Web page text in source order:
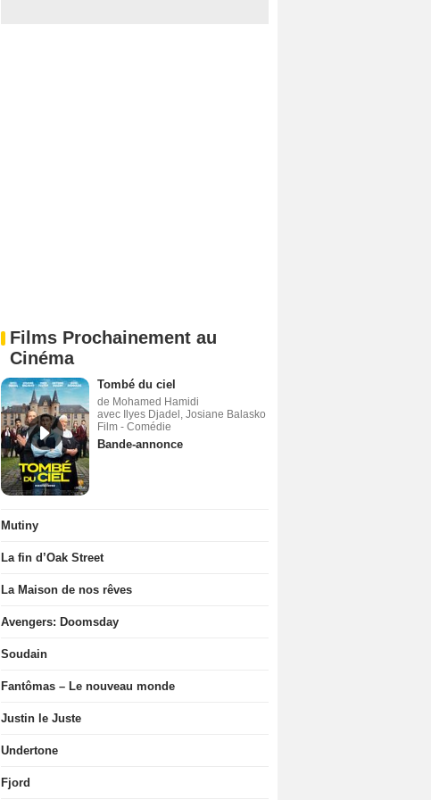
Films Prochainement au
Cinéma
Tombé du ciel
de Mohamed Hamidi
avec Ilyes Djadel, Josiane Balasko
Film - Comédie
Bande-annonce
Mutiny
La fin d’Oak Street
La Maison de nos rêves
Avengers: Doomsday
Soudain
Fantômas – Le nouveau monde
Justin le Juste
Undertone
Fjord